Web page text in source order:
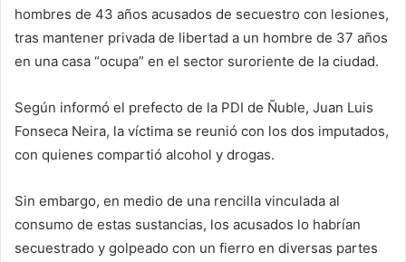
hombres de 43 años acusados de secuestro con lesiones,
tras mantener privada de libertad a un hombre de 37 años
en una casa “ocupa” en el sector suroriente de la ciudad.
Según informó el prefecto de la PDI de Ñuble, Juan Luis
Fonseca Neira, la víctima se reunió con los dos imputados,
con quienes compartió alcohol y drogas.
Sin embargo, en medio de una rencilla vinculada al
consumo de estas sustancias, los acusados lo habrían
secuestrado y golpeado con un fierro en diversas partes